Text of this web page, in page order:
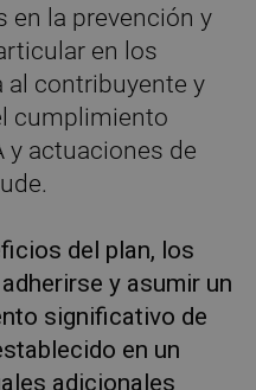
en la prevención y
en los
al contribuyente y
cumplimiento
y actuaciones de
del plan, los
y asumir un
significativo de
en un
adicionales